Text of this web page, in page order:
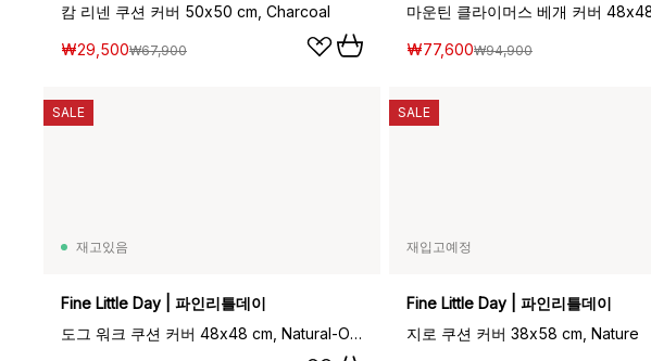
캄 리넨 쿠션 커버 50x50 cm, Charcoal
₩29,500₩67,900 ₩77,600₩94,900
재고있음
Fine Little Day | 파인리틀데이
도그 워크 쿠션 커버 48x48 cm, Natural-Orange
SALE
재입고예정
Fine Little Day | 파인리틀데이
지로 쿠션 커버 38x58 cm, Nature
SALE